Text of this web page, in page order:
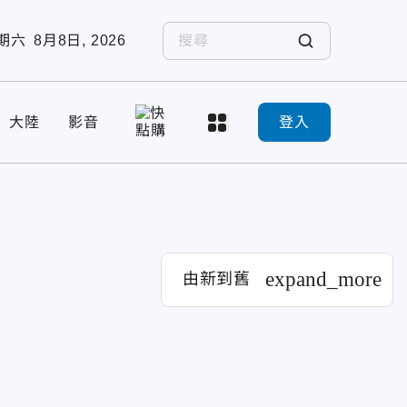
六 8月8日, 2026
大陸 影音 登入
由新到舊 expand_more